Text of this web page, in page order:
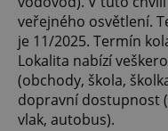
veřejného osvětlení.
je 11/2025. Termín
Lokalita nabízí
(obchody, škola,
dopravní dostupnost
vlak, autobus).